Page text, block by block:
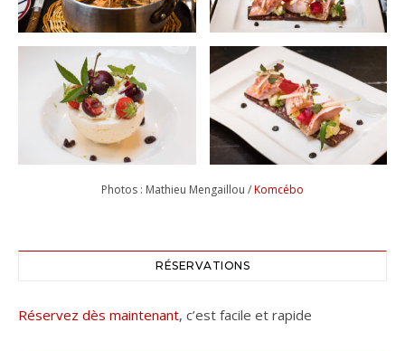
Photos : Mathieu Mengaillou /Komcébo
RÉSERVATIONS
Réservez dès maintenant, c’est facile et rapide